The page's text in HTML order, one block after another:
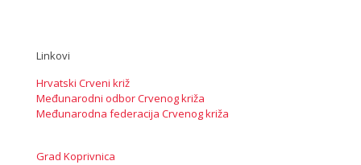
Linkovi
Hrvatski Crveni križ
Međunarodni odbor Crvenog križa
Međunarodna federacija Crvenog križa
Grad Koprivnica